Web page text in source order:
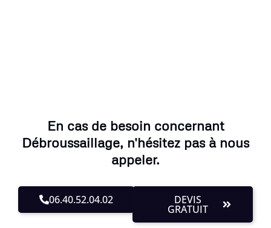
En cas de besoin concernant
Débroussaillage, n'hésitez pas à nous
appeler.
06.40.52.04.02 DEVIS
GRATUIT